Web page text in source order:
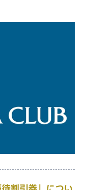
割引券」につい